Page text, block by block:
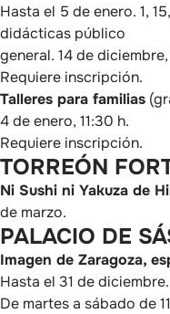
Hasta el 5 de enero. 1,
didácticas público
general. 14 de
Requiere inscripción.
Talleres para familias
4 de enero, 11:30 h.
Requiere inscripción.
TORREÓN
Ni Sushi ni Yakuza de
de marzo.
PALACIO DE
Imagen de Zaragoza,
Hasta el 31 de diciembre.
De martes a sábado de